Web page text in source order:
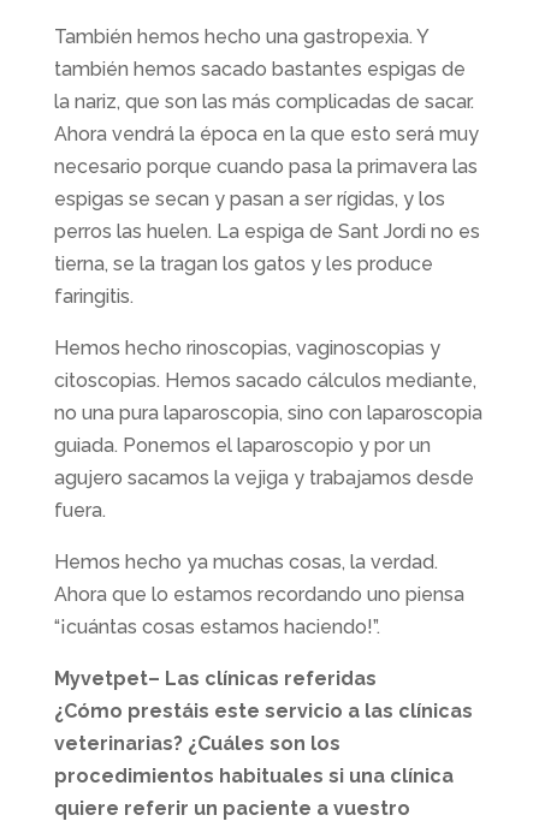
También hemos hecho una gastropexia. Y
también hemos sacado bastantes espigas de
la nariz, que son las más complicadas de sacar.
Ahora vendrá la época en la que esto será muy
necesario porque cuando pasa la primavera las
espigas se secan y pasan a ser rígidas, y los
perros las huelen. La espiga de Sant Jordi no es
tierna, se la tragan los gatos y les produce
faringitis.
Hemos hecho rinoscopias, vaginoscopias y
citoscopias. Hemos sacado cálculos mediante,
no una pura laparoscopia, sino con laparoscopia
guiada. Ponemos el laparoscopio y por un
agujero sacamos la vejiga y trabajamos desde
fuera.
Hemos hecho ya muchas cosas, la verdad.
Ahora que lo estamos recordando uno piensa
“¡cuántas cosas estamos haciendo!”.
Myvetpet– Las clínicas referidas
¿Cómo prestáis este servicio a las clínicas
veterinarias? ¿Cuáles son los
procedimientos habituales si una clínica
quiere referir un paciente a vuestro